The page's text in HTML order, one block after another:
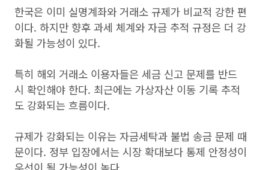
한국은 이미 실명계좌와 거래소 규제가 비교적 강한 편
이다. 하지만 향후 과세 체계와 자금 추적 규정은 더 강
화될 가능성이 있다.
특히 해외 거래소 이용자들은 세금 신고 문제를 반드
시 확인해야 한다. 최근에는 가상자산 이동 기록 추적
도 강화되는 흐름이다.
규제가 강화되는 이유는 자금세탁과 불법 송금 문제 때
문이다. 정부 입장에서는 시장 확대보다 통제 안정성이